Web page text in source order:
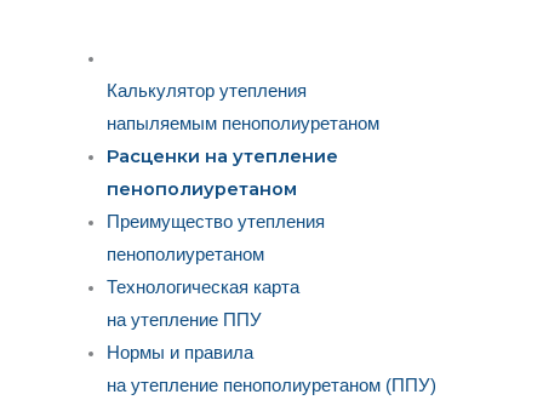
Калькулятор утепления
напыляемым пенополиуретаном
Расценки на утепление
пенополиуретаном
Преимущество утепления
пенополиуретаном
Технологическая карта
на утепление ППУ
Нормы и правила
на утепление пенополиуретаном (ППУ)